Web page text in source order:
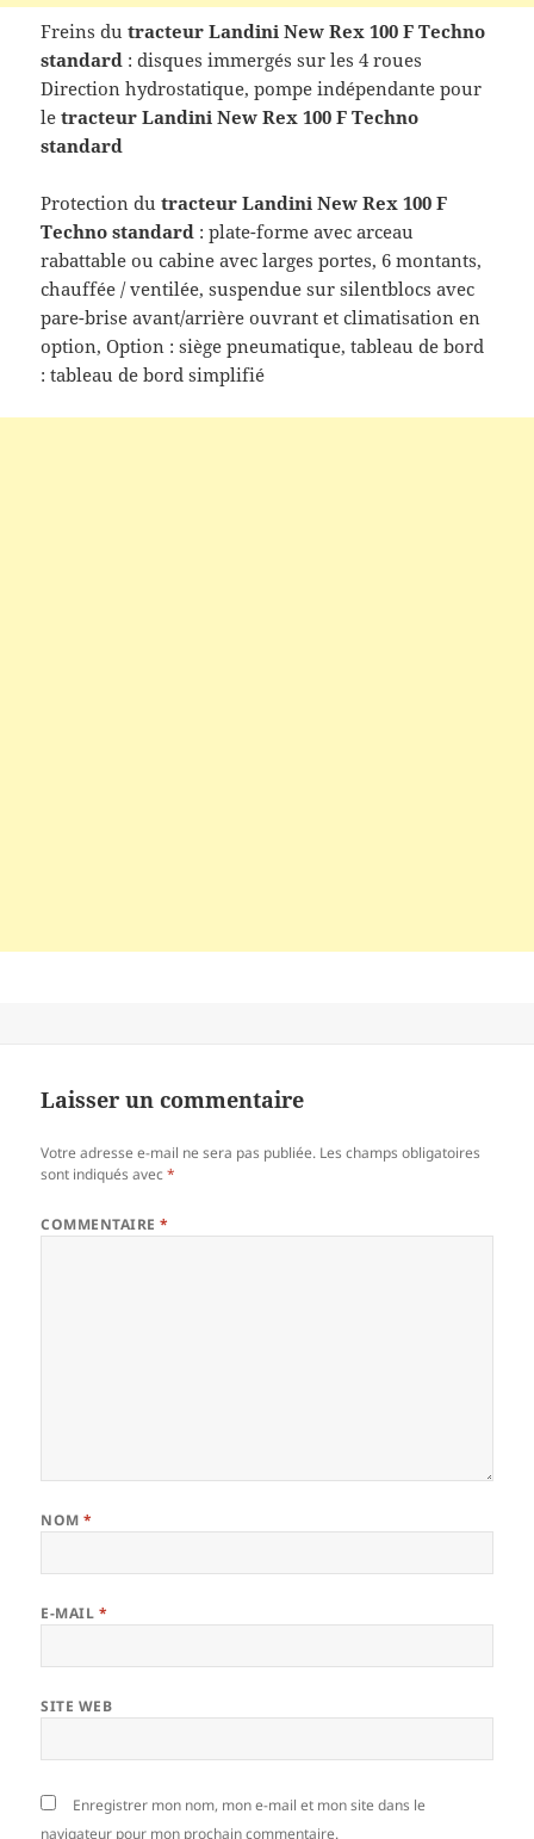
Freins dutracteur Landini New Rex 100 F Techno
standard : disques immergés sur les 4 roues
Direction hydrostatique, pompe indépendante pour
letracteur Landini New Rex 100 F Techno
standard
Protection du tracteur Landini New Rex 100 F
Techno standard : plate-forme avec arceau
rabattable ou cabine avec larges portes, 6 montants,
chauffée / ventilée, suspendue sur silentblocs avec
pare-brise avant/arrière ouvrant et climatisation en
option, Option : siège pneumatique, tableau de bord
: tableau de bord simplifié
Laisser un commentaire
Votre adresse e-mail ne sera pas publiée. Les champs obligatoires
sont indiqués avec*
COMMENTAIRE*
NOM*
E-MAIL *
SITE WEB
Enregistrer mon nom, mon e-mail et mon site dans le
navigateur pour mon prochain commentaire.